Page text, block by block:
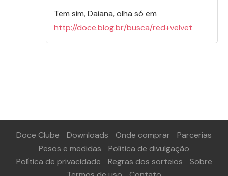
Tem sim, Daiana, olha só em
http://doce.blog.br/busca/red+velvet
Doce Clube Downloads Onde comprar
Parcerias
Pesos e medidas
Política de divulgação
Política de privacidade
Regras dos sorteios
Sobre